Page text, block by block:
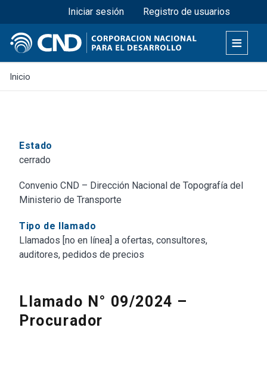
Pasar
al
contenido
principal
Menú superior
Iniciar sesión Registro de usuarios
Inicio
Estado
cerrado
Convenio CND – Dirección Nacional de Topografía del
Ministerio de Transporte
Tipo de llamado
Llamados [no en línea] a ofertas, consultores,
auditores, pedidos de precios
Llamado N° 09/2024 –
Procurador